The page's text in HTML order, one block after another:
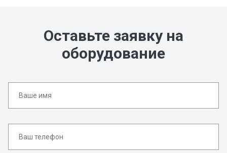
Оставьте заявку на
оборудование